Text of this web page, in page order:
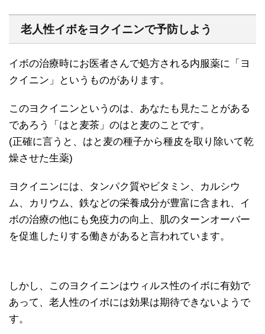
老人性イボをヨクイニンで予防しよう
イボの治療時にお医者さんで処方される内服薬に「ヨ
クイニン」というものがあります。
このヨクイニンというのは、あなたも見たことがある
であろう「はと麦茶」のはと麦のことです。
(正確に言うと、はと麦の種子から種皮を取り除いて乾
燥させた生薬)
ヨクイニンには、タンパク質やビタミン、カルシウ
ム、カリウム、鉄などの栄養成分が豊富に含まれ、イ
ボの治療の他にも免疫力の向上、肌のターンオーバー
を促進したりする働きがあると言われています。
しかし、このヨクイニンはウィルス性のイボに有効で
あって、老人性のイボには効果は期待できないようで
す。